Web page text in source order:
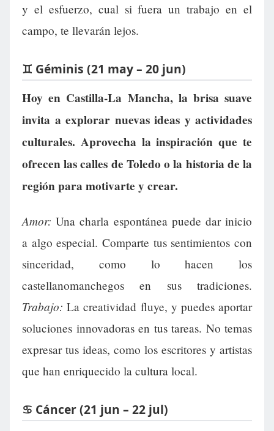
y el esfuerzo, cual si fuera un trabajo en el
campo, te llevarán lejos.
♊ Géminis (21 may – 20 jun)
Hoy en Castilla-La Mancha, la brisa suave
invita a explorar nuevas ideas y actividades
culturales. Aprovecha la inspiración que te
ofrecen las calles de Toledo o la historia de la
región para motivarte y crear.
Amor: Una charla espontánea puede dar inicio
a algo especial. Comparte tus sentimientos con
sinceridad, como lo hacen los
castellanomanchegos en sus tradiciones.
Trabajo: La creatividad fluye, y puedes aportar
soluciones innovadoras en tus tareas. No temas
expresar tus ideas, como los escritores y artistas
que han enriquecido la cultura local.
♋ Cáncer (21 jun – 22 jul)